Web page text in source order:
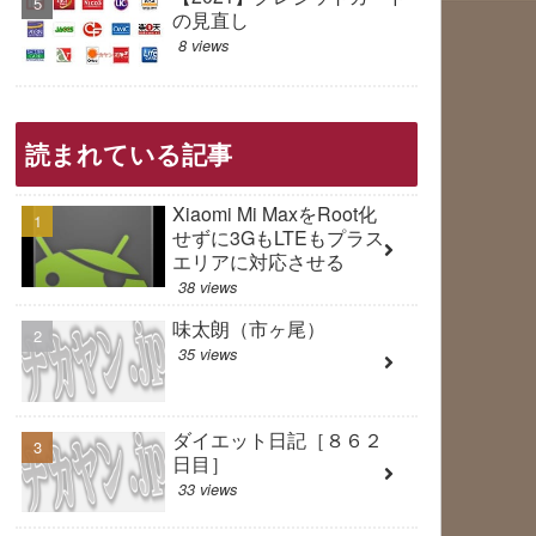
の見直し
8 views
読まれている記事
Xiaomi Mi MaxをRoot化
せずに3GもLTEもプラス
エリアに対応させる
38 views
味太朗（市ヶ尾）
35 views
ダイエット日記［８６２
日目］
33 views